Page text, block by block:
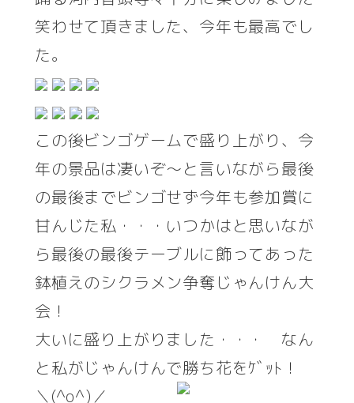
笑わせて頂きました、今年も最高でし
た。
この後ビンゴゲームで盛り上がり、今
年の景品は凄いぞ～と言いながら最後
の最後までビンゴせず今年も参加賞に
甘んじた私・・・いつかはと思いなが
ら最後の最後テーブルに飾ってあった
鉢植えのシクラメン争奪じゃんけん大
会！
大いに盛り上がりました・・・ なん
と私がじゃんけんで勝ち花をｹﾞｯﾄ！
＼(^o^)／